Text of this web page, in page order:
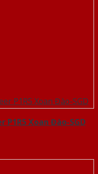
P1R5 Xoan Đào-SGD